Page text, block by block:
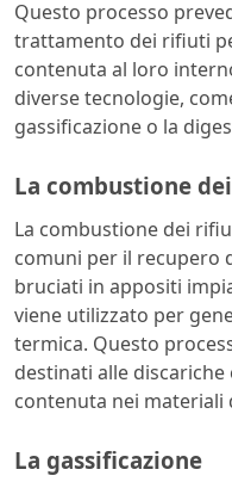
Questo processo
trattamento dei rifiuti
contenuta al loro
diverse tecnologie,
gassificazione o la
La combustione
La combustione dei
comuni per il recupero
bruciati in appositi
viene utilizzato per
termica. Questo
destinati alle
contenuta nei materiali
La gassificazione